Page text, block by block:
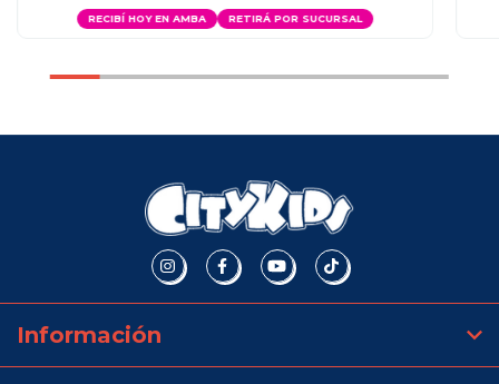
RECIBÍ HOY EN AMBA RETIRÁ POR SUCURSAL
Información